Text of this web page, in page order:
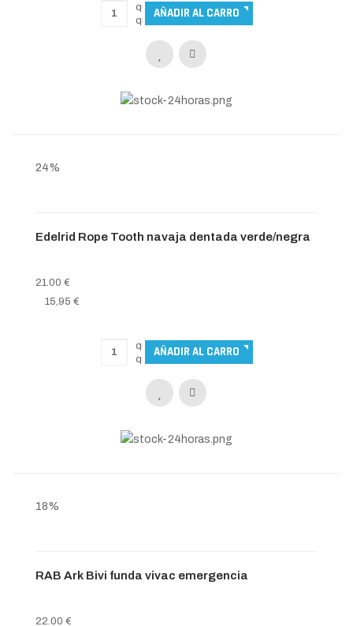
24%
Edelrid Rope Tooth navaja dentada verde/negra
21.00 €
15,95 €
18%
RAB Ark Bivi funda vivac emergencia
22.00 €